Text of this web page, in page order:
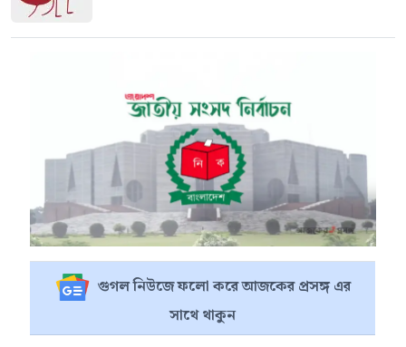
গুগল নিউজে ফলো করে আজকের প্রসঙ্গ এর
সাথে থাকুন